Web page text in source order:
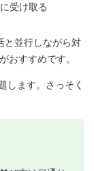
無料
受け取る
と並行しながら対
おすすめです。
します。さっそく